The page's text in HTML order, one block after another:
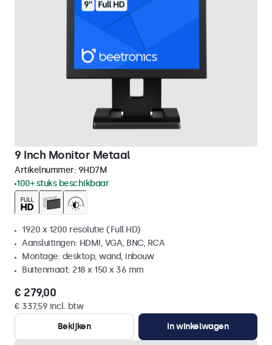
9 Inch Monitor Metaal
Artikelnummer: 9HD7M
100+ stuks beschikbaar
1920 x 1200 resolutie (Full HD)
Aansluitingen: HDMI, VGA, BNC, RCA
Montage: desktop, wand, inbouw
Buitenmaat: 218 x 150 x 36 mm
€ 279,00
€ 337,59 incl. btw
Bekijken
In winkelwagen